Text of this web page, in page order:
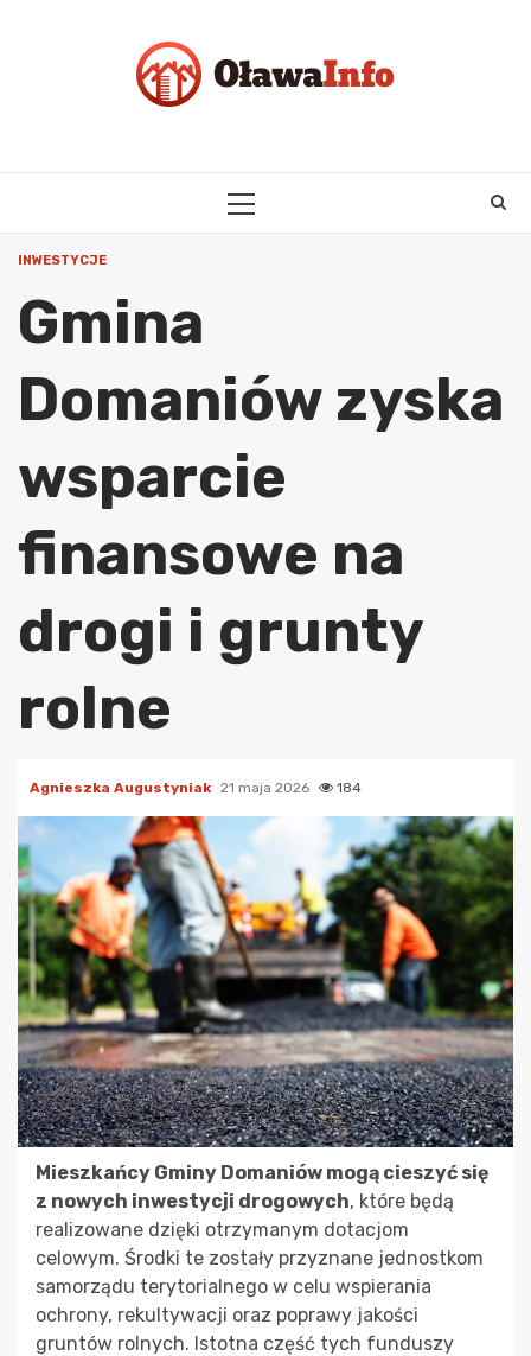
PRIMARY
INWESTYCJE
Gmina
Domaniów zyska
wsparcie
finansowe na
drogi i grunty
rolne
Agnieszka Augustyniak 21 maja 2026 184
Mieszkańcy Gminy Domaniów mogą cieszyć się
z nowych inwestycji drogowych, które będą
realizowane dzięki otrzymanym dotacjom
celowym. Środki te zostały przyznane jednostkom
samorządu terytorialnego w celu wspierania
ochrony, rekultywacji oraz poprawy jakości
gruntów rolnych. Istotna część tych funduszy